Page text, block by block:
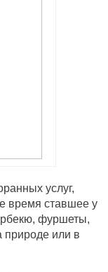
услуг,
время ставшее у
фуршеты,
природе или в